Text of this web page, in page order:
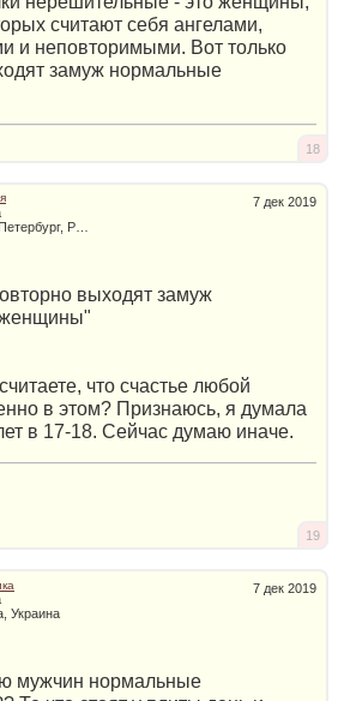
считают себя ангелами,
и неповторимыми. Вот только
замуж нормальные
18
7 дек 2019
выходят замуж
что счастье любой
в этом? Признаюсь, я думала
в 17-18. Сейчас думаю иначе.
19
7 дек 2019
Украина
мужчин нормальные